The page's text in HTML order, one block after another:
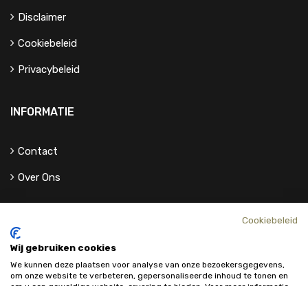
Disclaimer
Cookiebeleid
Privacybeleid
INFORMATIE
Contact
Over Ons
Cookiebeleid
Wij gebruiken cookies
We kunnen deze plaatsen voor analyse van onze bezoekersgegevens,
om onze website te verbeteren, gepersonaliseerde inhoud te tonen en